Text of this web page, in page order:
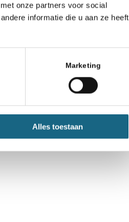
onze partners voor social
informatie die u aan ze heeft
Marketing
Alles toestaan